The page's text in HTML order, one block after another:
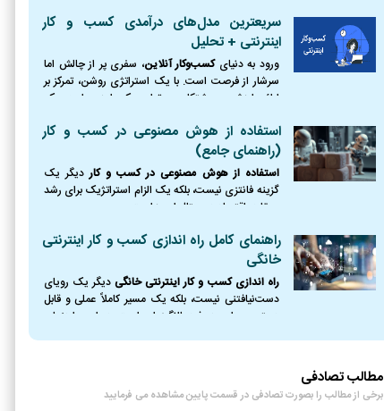
می‌کند.
سریعترین مدل‌های درآمدی کسب و کار
اینترنتی + تحلیل
ورود به دنیایکسب‌وکار آنلاین، سفری پر از چالش اما
سرشار از فرصت است. با یک استراتژی روشن، تمرکز بر
ارائه ارزش و پشتکار، می‌توان یک ایده را به یک
استفاده از هوش مصنوعی در کسب و کار
(راهنمای جامع)
استفاده از هوش مصنوعی در کسب و کاردیگر یک
گزینه فانتزی نیست، بلکه یک الزام استراتژیک برای رشد
و بقا در اقتصاد دیجیتال امروز است.
راهنمای کامل راه اندازی کسب و کار اینترنتی
خانگی
راه اندازی کسب و کار اینترنتی خانگیدیگر یک رویای
دست‌نیافتنی نیست، بلکه یک مسیر کاملاً عملی و قابل
دسترس برای هر فرد باانگیزه‌ای است. در این راهنمای
مطالب تصادفی
برخی از مطالب را بصورت تصادفی در قسمت پایین مشاهده می فرمایید